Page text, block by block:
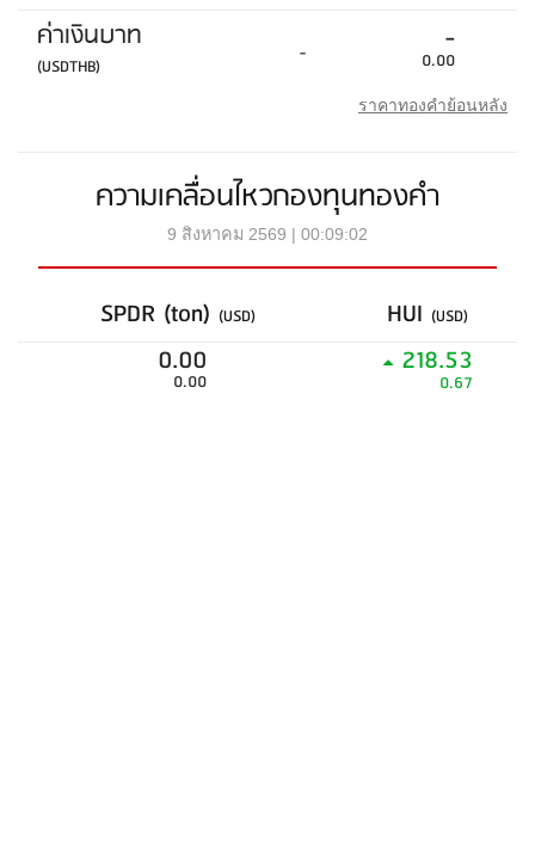
ค่าเงินบาท
(USDTHB) - -
0.00
ราคาทองคำย้อนหลัง
ความเคลื่อนไหวกองทุนทองคำ
9 สิงหาคม 2569 | 00:09:02
SPDR (ton) (USD) HUI (USD)
0.00
0.00
218.53
0.67